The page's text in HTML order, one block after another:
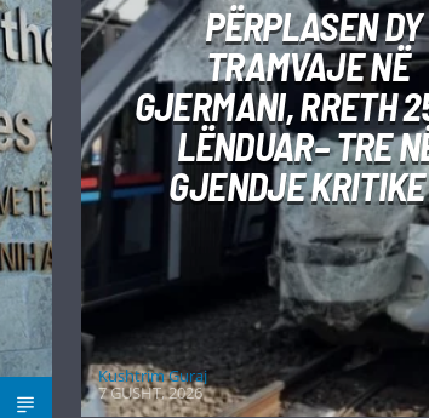
PËRPLASEN DY
TRAMVAJE NË
GJERMANI, RRETH
LËNDUAR– TRE
GJENDJE
Kushtrim Guraj
7 GUSHT, 2026